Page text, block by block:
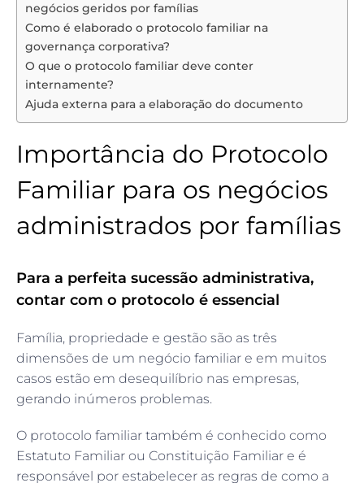
negócios geridos por famílias
Como é elaborado o protocolo familiar na
governança corporativa?
O que o protocolo familiar deve conter
internamente?
Ajuda externa para a elaboração do documento
Importância do Protocolo
Familiar para os negócios
administrados por famílias
Para a perfeita sucessão administrativa,
contar com o protocolo é essencial
Família, propriedade e gestão são as três
dimensões de um negócio familiar e em muitos
casos estão em desequilíbrio nas empresas,
gerando inúmeros problemas.
O protocolo familiar também é conhecido como
Estatuto Familiar ou Constituição Familiar e é
responsável por estabelecer as regras de como a